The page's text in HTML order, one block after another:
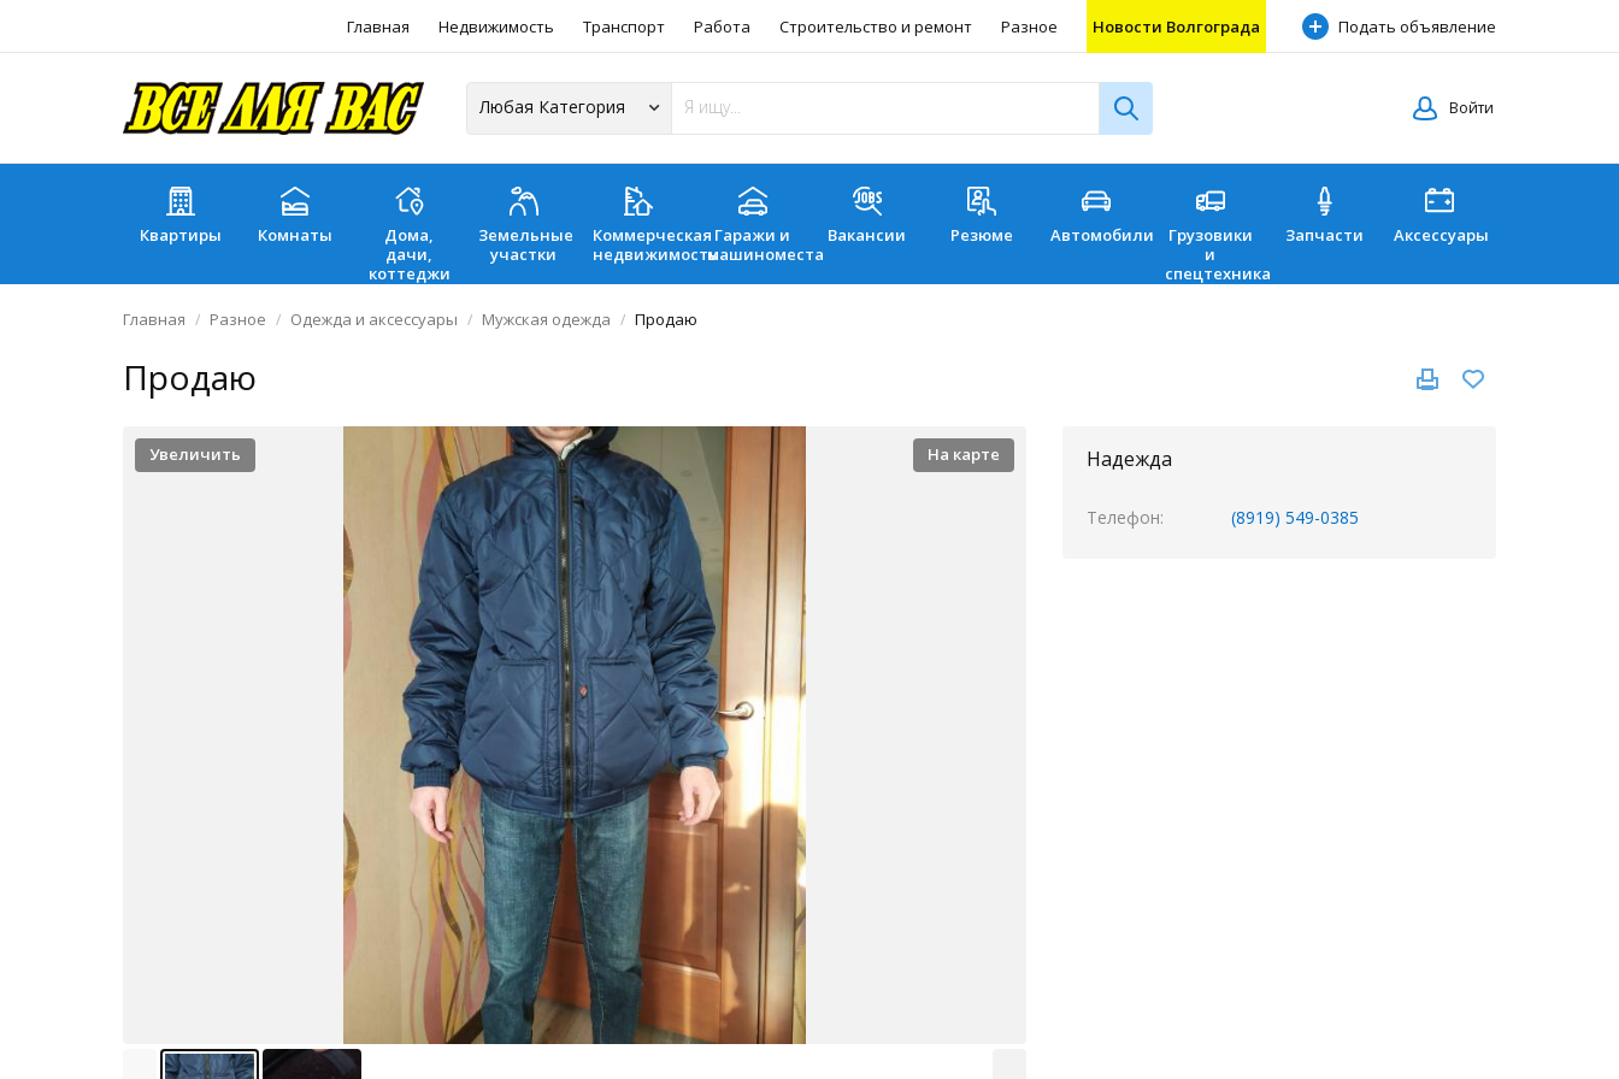
Главная Недвижимость Транспорт Работа Строительство и ремонт Разное Новости Волгограда Подать объявление
Войти
Квартиры Комнаты
Дома,
дачи,
коттеджи
Земельные
участки
Коммерческая
недвижимость
Гаражи и
машиноместа
Вакансии Резюме Автомобили
Грузовики
и
спецтехника
Запчасти Аксессуары
Главная Разное Одежда и аксессуары Мужская одежда Продаю
Продаю
Надежда
Телефон (8919) 549-0385
Увеличить На карте